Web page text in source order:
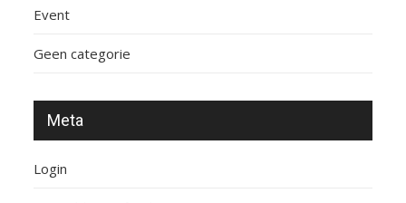
Event
Geen categorie
Meta
Login